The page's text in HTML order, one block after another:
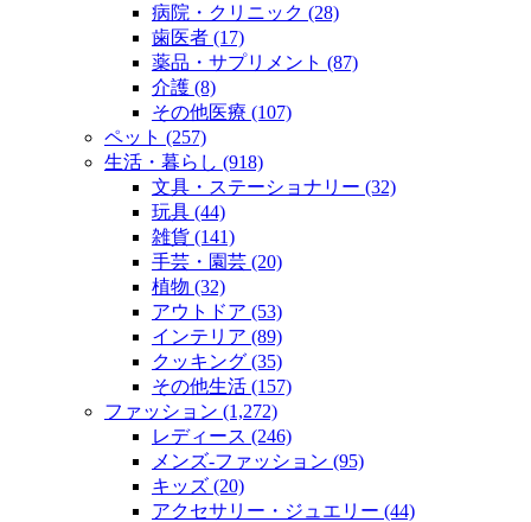
病院・クリニック (28)
歯医者 (17)
薬品・サプリメント (87)
介護 (8)
その他医療 (107)
ペット (257)
生活・暮らし (918)
文具・ステーショナリー (32)
玩具 (44)
雑貨 (141)
手芸・園芸 (20)
植物 (32)
アウトドア (53)
インテリア (89)
クッキング (35)
その他生活 (157)
ファッション (1,272)
レディース (246)
メンズ‐ファッション (95)
キッズ (20)
アクセサリー・ジュエリー (44)